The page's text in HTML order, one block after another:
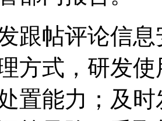
发跟帖评论信
方式，研发
置能力；及